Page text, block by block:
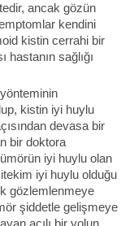
ancak gözün
kendini
kistin cerrahi bir
hastanın sağlığı
kistin iyi huylu
devasa bir
bir doktora
iyi huylu olan
iyi huylu olduğu
gözlemlenmeye
şiddetle gelişmeye